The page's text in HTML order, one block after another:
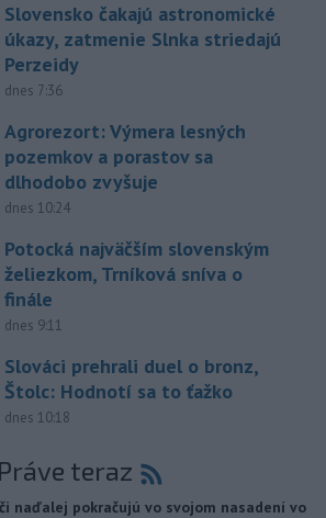
Slovensko čakajú astronomické
úkazy, zatmenie Slnka striedajú
Perzeidy
dnes 7:36
Agrorezort: Výmera lesných
pozemkov a porastov sa
dlhodobo zvyšuje
dnes 10:24
Potocká najväčším slovenským
želiezkom, Trníková sníva o
finále
dnes 9:11
Slováci prehrali duel o bronz,
Štolc: Hodnotí sa to ťažko
dnes 10:18
Práve teraz
naďalej pokračujú vo svojom nasadení vo